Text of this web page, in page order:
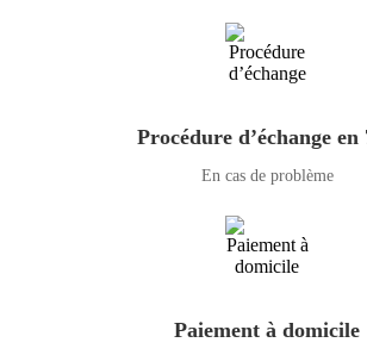
Procédure d’échange en
En cas de problème
Paiement à domicile